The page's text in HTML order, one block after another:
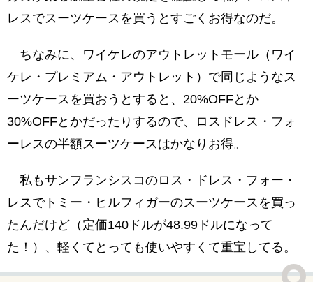
レスでスーツケースを買うとすごくお得なのだ。
ちなみに、ワイケレのアウトレットモール（ワイ
ケレ・プレミアム・アウトレット）で同じようなス
ーツケースを買おうとすると、20%OFFとか
30%OFFとかだったりするので、ロスドレス・フォ
ーレスの半額スーツケースはかなりお得。
私もサンフランシスコのロス・ドレス・フォー・
レスでトミー・ヒルフィガーのスーツケースを買っ
たんだけど（定価140ドルが48.99ドルになって
た！）、軽くてとっても使いやすくて重宝してる。